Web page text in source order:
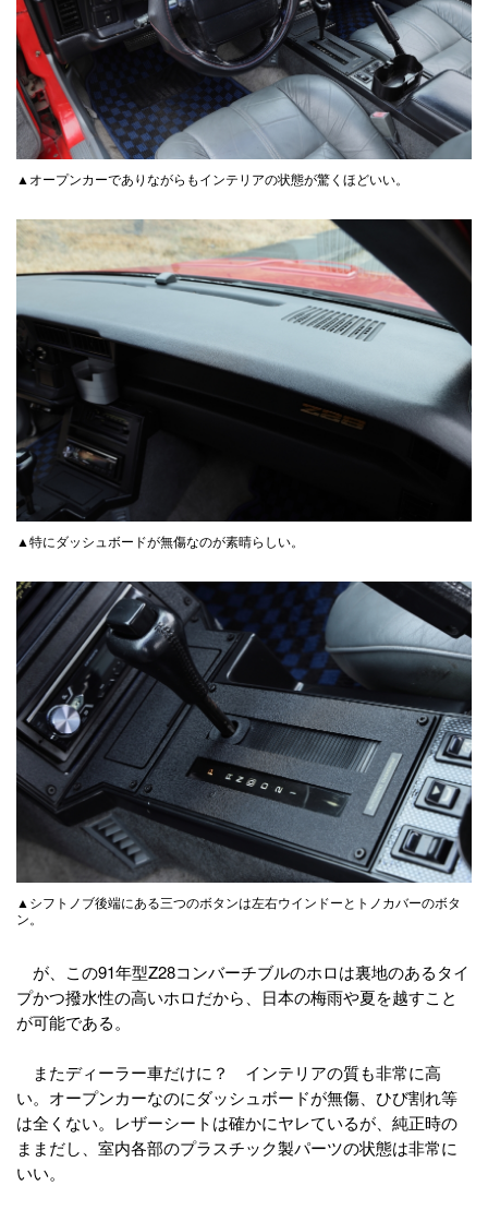
▲オープンカーでありながらもインテリアの状態が驚くほどいい。
▲特にダッシュボードが無傷なのが素晴らしい。
▲シフトノブ後端にある三つのボタンは左右ウインドーとトノカバーのボタ
ン。
が、この91年型Z28コンバーチブルのホロは裏地のあるタイ
プかつ撥水性の高いホロだから、日本の梅雨や夏を越すこと
が可能である。
またディーラー車だけに？ インテリアの質も非常に高
い。オープンカーなのにダッシュボードが無傷、ひび割れ等
は全くない。レザーシートは確かにヤレているが、純正時の
ままだし、室内各部のプラスチック製パーツの状態は非常に
いい。